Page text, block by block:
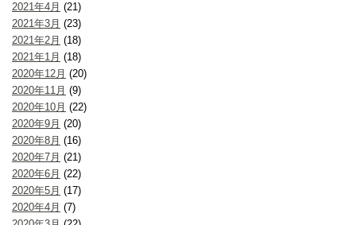
2021年4月 (21)
2021年3月 (23)
2021年2月 (18)
2021年1月 (18)
2020年12月 (20)
2020年11月 (9)
2020年10月 (22)
2020年9月 (20)
2020年8月 (16)
2020年7月 (21)
2020年6月 (22)
2020年5月 (17)
2020年4月 (7)